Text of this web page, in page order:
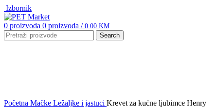
Izbornik
0 proizvoda 0 proizvoda / 0.00 KM
Search
Početna Mačke Ležaljke i jastuci Krevet za kućne ljubimce Henry